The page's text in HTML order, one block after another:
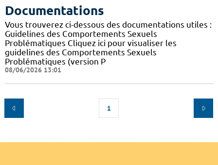
Documentations
Vous trouverez ci-dessous des documentations utiles :
Guidelines des Comportements Sexuels
Problématiques Cliquez ici pour visualiser les
guidelines des Comportements Sexuels
Problématiques (version P
08/06/2026 13:01
1